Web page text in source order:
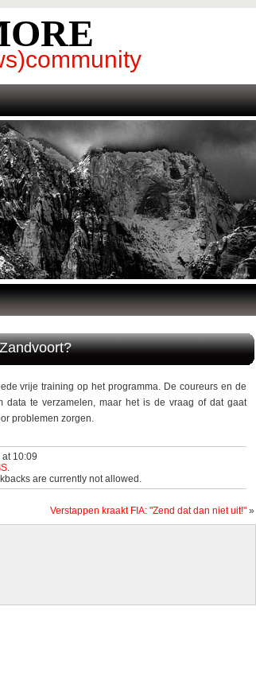
vrije training op het programma. De coureurs en de
data te verzamelen, maar het is de vraag of dat gaat
problemen zorgen.
10:09
are currently not allowed.
Verstappen kraakt FIA: "Zend dat dan niet uit!" »